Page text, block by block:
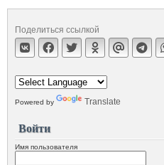
Поделиться ссылкой
Powered by Translate
Войти
Имя пользователя